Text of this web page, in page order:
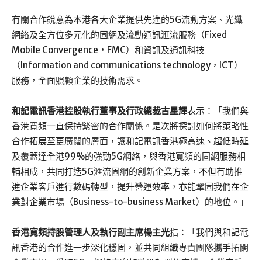
有關合作銳意為本港各大企業提供先進的5G流動方案、光纖
網絡及全方位多元化的固網及流動通訊滙流服務（Fixed
Mobile Convergence，FMC）和資訊及通訊科技
（Information and communications technology，ICT）
服務，全面照顧企業的技術需求。
和記電訊香港控股執行董事及行政總裁古星輝表示：「我們與
香港寬頻一直保持緊密的合作關係。是次將探討如何將策略性
合作拓展至更廣闊的層面，讓和記電訊香港極高速、超低時延
及覆蓋達全港99%的強勁5G網絡，與香港寬頻的固網服務相
輔相成，共同打造5G滙流固網的創新企業方案，不但有助推
進企業客戶進行數碼轉型，提升營運效率，亦能鞏固我們在企
業對企業市場（Business-to-business Market）的地位。」
香港寬頻持股管理人及執行副主席楊主光指：「我們與和記電
訊香港的合作進一步深化穩固，並共同組織專責團隊攜手拓闊